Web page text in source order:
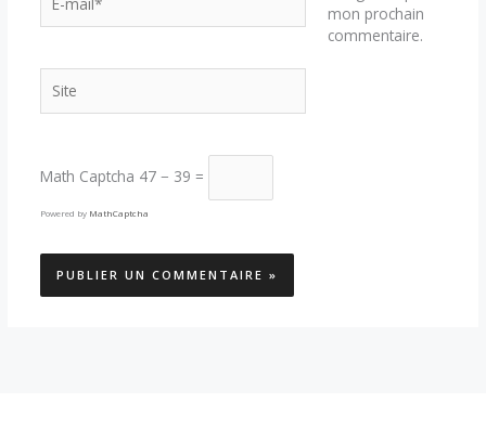
mail*
mon prochain
commentaire.
Math Captcha 47 − 39 =
Powered by MathCaptcha